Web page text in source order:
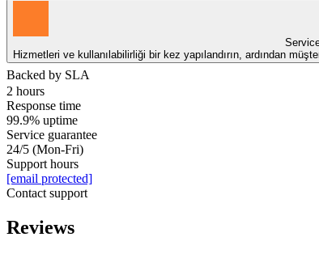
Hizmetleri ve kullanılabilirliği bir kez yapılandırın, ardından
Backed by SLA
2 hours
Response time
99.9% uptime
Service guarantee
24/5 (Mon-Fri)
Support hours
[email protected]
Contact support
Reviews